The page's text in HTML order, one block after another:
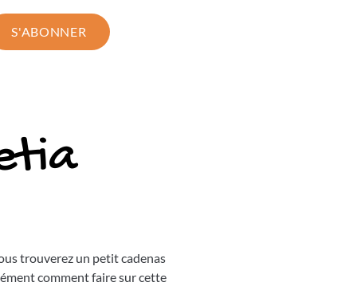
S'ABONNER
trouverez un petit cadenas
comment faire sur cette